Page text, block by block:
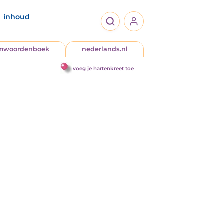
inhoud
nederlands.nl
voeg je hartenkreet toe